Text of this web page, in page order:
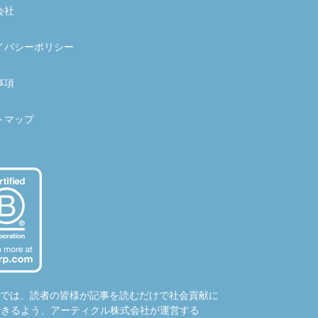
社
バシーポリシー
項
マップ
は、読者の皆様が記事を読むだけで社会貢献に
るよう、アーティクル株式会社が運営する